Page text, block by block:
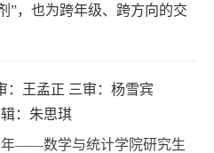
”，也为跨年级、跨方向的交
：王孟正 三审：杨雪宾
：朱思琪
年——数学与统计学院研究生